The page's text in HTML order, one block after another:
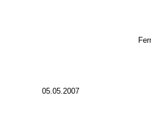
05.05.2007